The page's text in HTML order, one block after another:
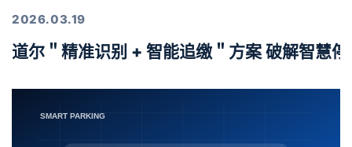
2026.03.19
道尔＂精准识别 + 智能追缴＂方案 破解智慧